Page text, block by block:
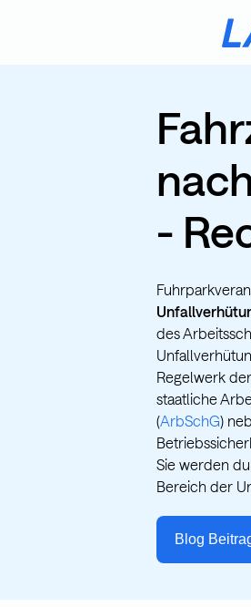
-
des
Regelwerk
staatliche
(ArbSchG)
Sie werden
Bereich der
Blog